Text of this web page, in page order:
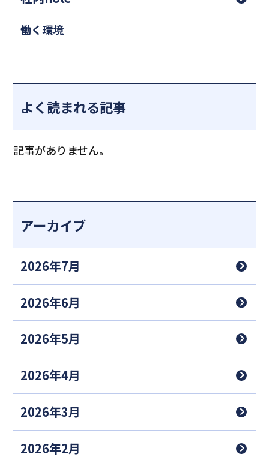
働く環境
よく読まれる記事
記事がありません。
アーカイブ
2026年7月
2026年6月
2026年5月
2026年4月
2026年3月
2026年2月